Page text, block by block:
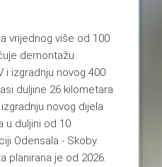
vrijednog više od 100
demontažu
i izgradnju novog 400
duljine 26 kilometara
novog dijela
u duljini od 10
Odensala - Skoby.
planirana je od 2026.